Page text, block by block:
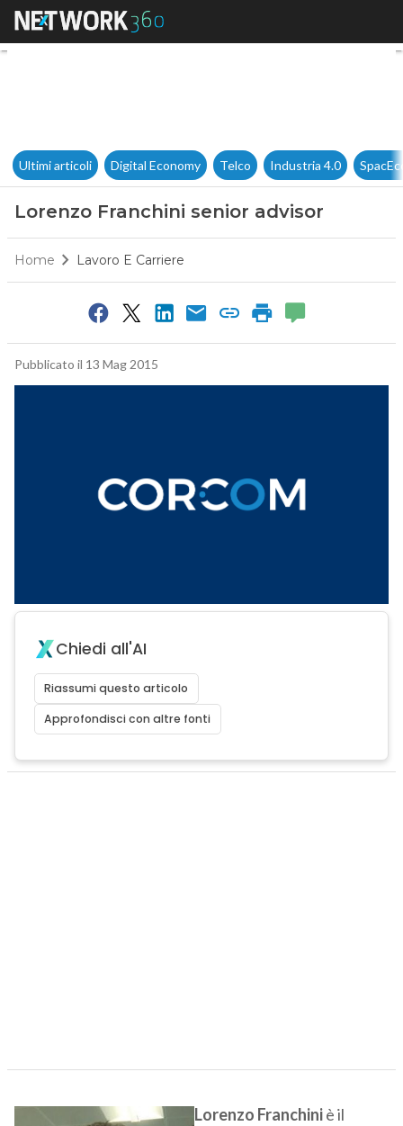
Lorenzo Franchini senior
Ultimi articoli Digital Economy Telco Industria 4.0
Lorenzo Franchini senior advisor
Home Lavoro E Carriere
Pubblicato il 13 Mag 2015
Chiedi all'AI
Riassumi questo articolo
Approfondisci con altre fonti
Lorenzo Franchiniè il